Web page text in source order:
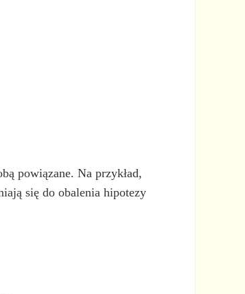
powiązane. Na przykład,
się do obalenia hipotezy